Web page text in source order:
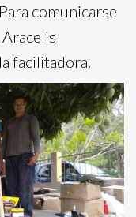
comunicarse
facilitadora.